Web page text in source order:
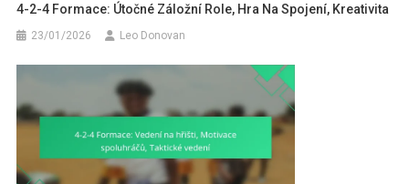
4-2-4 Formace: Útočné Záložní Role, Hra Na Spojení, Kreativita
23/01/2026 Leo Donovan